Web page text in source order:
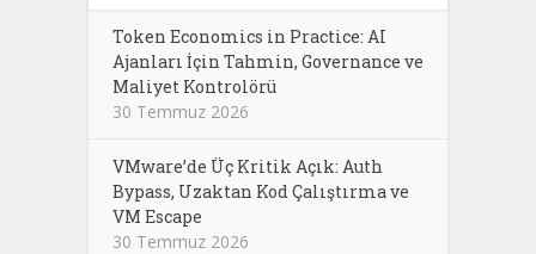
Token Economics in Practice: AI
Ajanları İçin Tahmin, Governance ve
Maliyet Kontrolörü
30 Temmuz 2026
VMware’de Üç Kritik Açık: Auth
Bypass, Uzaktan Kod Çalıştırma ve
VM Escape
30 Temmuz 2026